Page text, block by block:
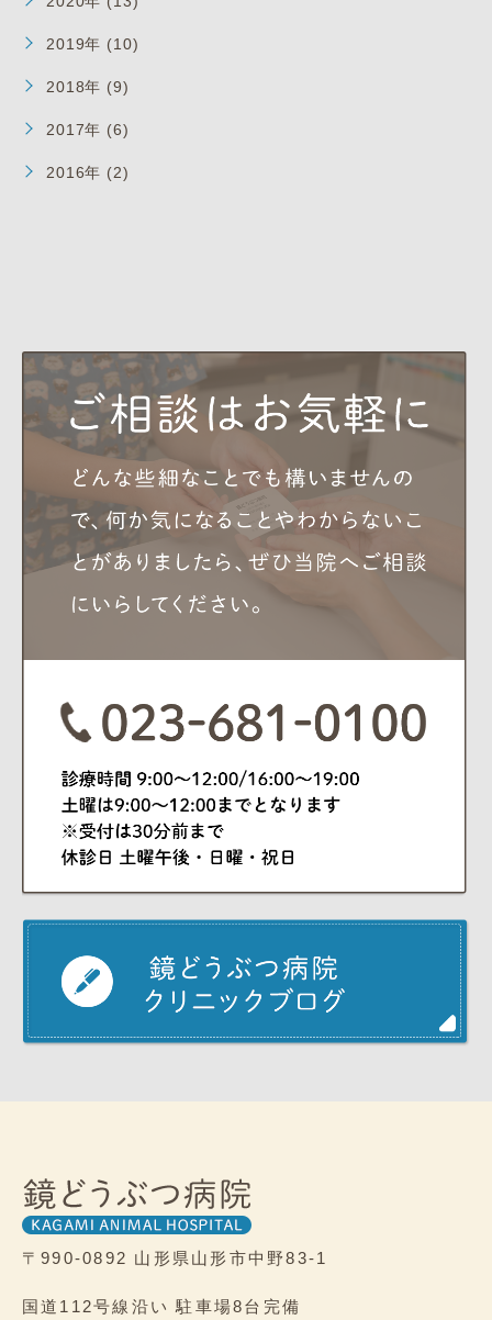
2019年 (10)
2018年 (9)
2017年 (6)
2016年 (2)
〒990-0892 山形県山形市中野83-1
国道112号線沿い 駐車場8台完備